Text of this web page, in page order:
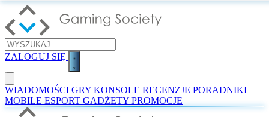
ZALOGUJ SIĘ
WIADOMOŚCI GRY KONSOLE RECENZJE PORADNIKI
MOBILE ESPORT GADŻETY PROMOCJE